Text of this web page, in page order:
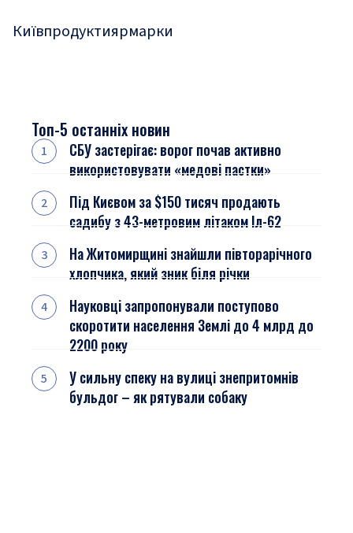
Київпродуктиярмарки
Топ-5 останніх новин
СБУ застерігає: ворог почав активно
використовувати «медові пастки»
Під Києвом за $150 тисяч продають
садибу з 43-метровим літаком Іл-62
На Житомирщині знайшли півторарічного
хлопчика, який зник біля річки
Науковці запропонували поступово
скоротити населення Землі до 4 млрд до
2200 року
У сильну спеку на вулиці знепритомнів
бульдог – як рятували собаку